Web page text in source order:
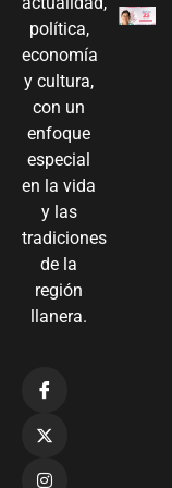
política,
economía
y cultura,
con un
enfoque
especial
en la vida
y las
tradiciones
de la
región
llanera.